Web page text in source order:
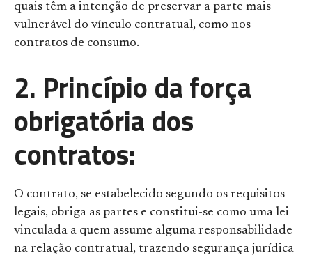
quais têm a intenção de preservar a parte mais
vulnerável do vínculo contratual, como nos
contratos de consumo.
2. Princípio da força
obrigatória dos
contratos:
O contrato, se estabelecido segundo os requisitos
legais, obriga as partes e constitui-se como uma lei
vinculada a quem assume alguma responsabilidade
na relação contratual, trazendo segurança jurídica